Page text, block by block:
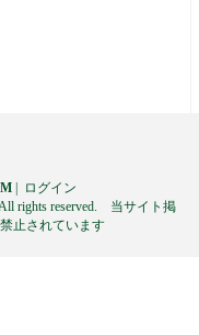
|
ログイン
rights reserved. 当サイト掲
止されています